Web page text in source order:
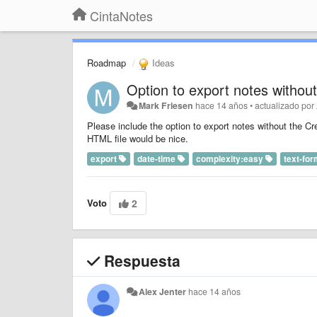
CintaNotes
Roadmap Ideas
Option to export notes
Mark Friesen hace 14 años•actualizado por
Please include the option to export notes without the
HTML file would be nice.
export date-time complexity:easy text-
Voto 2
Respuesta
Alex Jenter hace 14 años